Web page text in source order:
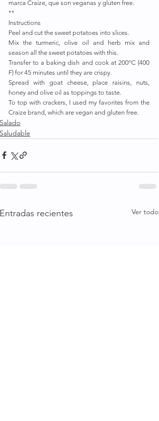
marca Craize, que son veganas y gluten free.
**
Instructions
Peel and cut the sweet potatoes into slices.
Mix the turmeric, olive oil and herb mix and
season all the sweet potatoes with this.
Transfer to a baking dish and cook at 200ºC (400
F) for 45 minutes until they are crispy.
Spread with goat cheese, place raisins, nuts,
honey and olive oil as toppings to taste.
To top with crackers, I used my favorites from the
Craize brand, which are vegan and gluten free.
Salado
Saludable
Entradas recientes Ver todo